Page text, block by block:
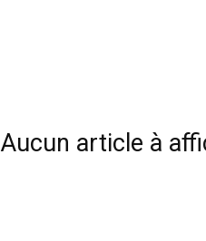
Aucun article à